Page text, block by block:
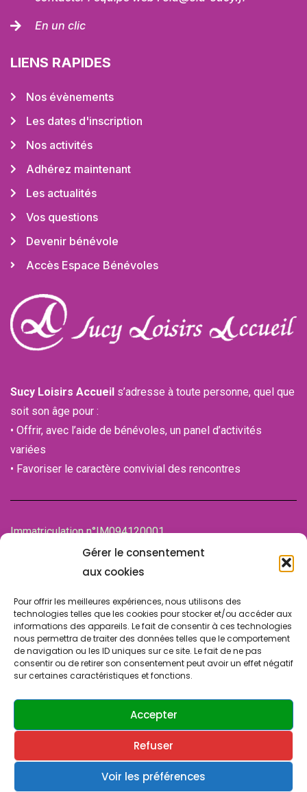
Gérer le consentement
aux cookies
Pour offrir les meilleures expériences, nous utilisons des
technologies telles que les cookies pour stocker et/ou accéder aux
informations des appareils. Le fait de consentir à ces technologies
nous permettra de traiter des données telles que le comportement
de navigation ou les ID uniques sur ce site. Le fait de ne pas
consentir ou de retirer son consentement peut avoir un effet négatif
sur certaines caractéristiques et fonctions.
Accepter
Refuser
Voir les préférences
En un clic
LIENS RAPIDES
Nos évènements
Les dates d'inscription
Nos activités
Adhérez maintenant
Les actualités
Vos questions
Devenir bénévole
Accès Espace Bénévoles
Sucy Loisirs Accueil s’adresse à toute personne, quel que
soit son âge pour :
• Offrir, avec l’aide de bénévoles, un panel d’activités
variées
• Favoriser le caractère convivial des rencontres
Immatriculation n°IM094120001
de la Chambre des associations (CDA)
94100 SAINT-MAUR-DES-FOSSES
Design & Développement par
Politique de confidentialité
Cookies & vie privée